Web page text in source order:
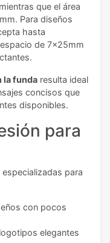
que el área
Para diseños
hasta
de 7x25mm
la funda resulta ideal
concisos que
disponibles.
para
para
con pocos
elegantes